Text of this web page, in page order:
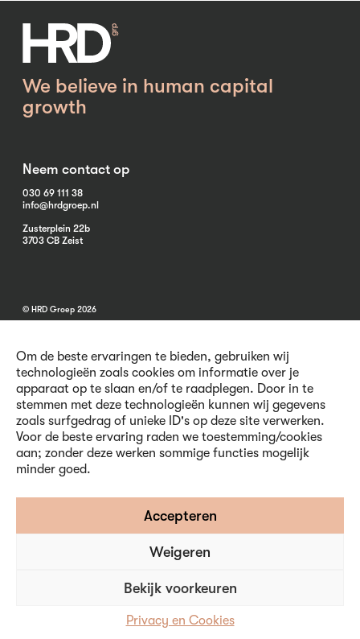
Om de beste ervaringen te bieden, gebruiken wij
technologieën zoals cookies om informatie over je
apparaat op te slaan en/of te raadplegen. Door in te
stemmen met deze technologieën kunnen wij gegevens
zoals surfgedrag of unieke ID's op deze site verwerken.
Voor de beste ervaring raden we toestemming/cookies
aan; zonder deze werken sommige functies mogelijk
minder goed.
Accepteren
Weigeren
Bekijk voorkeuren
Privacy en Cookies
We believe in human capital
growth
Neem contact op
030 69 111 38
info@hrdgroep.nl
Zusterplein 22b
3703 CB Zeist
© HRD Groep 2026
Algemene informatie
Contact
Voorwaarden
Privacy en Cookies
Volg ons
Inschrijven nieuwsbrief